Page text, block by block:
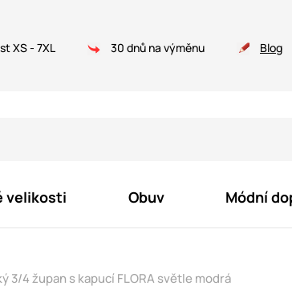
XS - 7XL 30 dnů na výměnu Blog
velikosti Obuv Módní
3/4 župan s kapucí FLORA světle modrá